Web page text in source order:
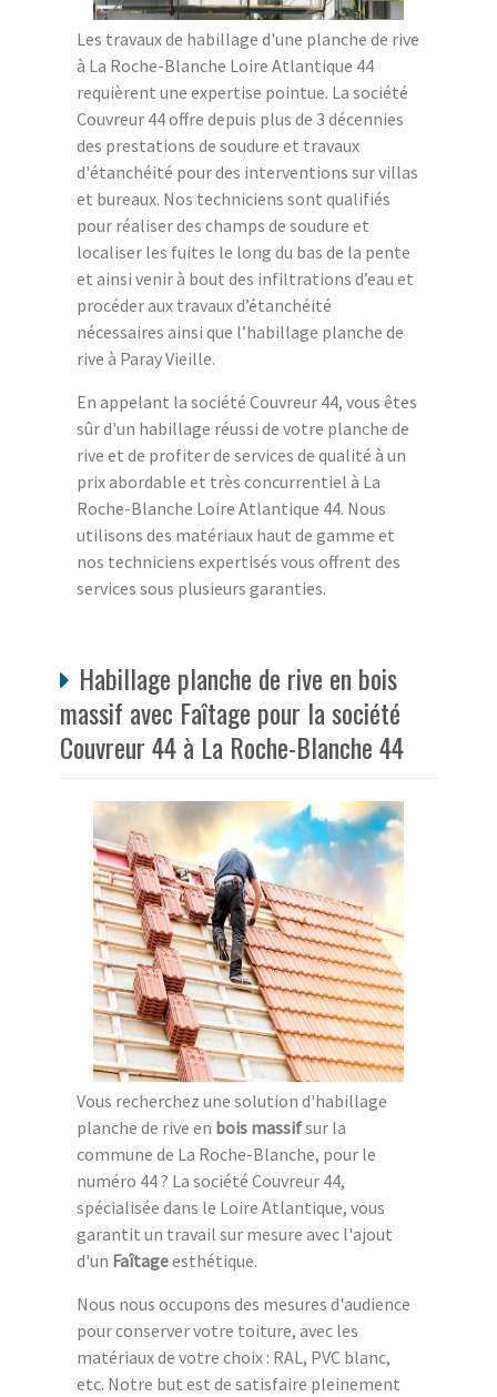
Les travaux de habillage d'une planche de rive
à La Roche-Blanche Loire Atlantique 44
requièrent une expertise pointue. La société
Couvreur 44 offre depuis plus de 3 décennies
des prestations de soudure et travaux
d'étanchéité pour des interventions sur villas
et bureaux. Nos techniciens sont qualifiés
pour réaliser des champs de soudure et
localiser les fuites le long du bas de la pente
et ainsi venir à bout des infiltrations d’eau et
procéder aux travaux d’étanchéité
nécessaires ainsi que l’habillage planche de
rive à Paray Vieille.
En appelant la société Couvreur 44, vous êtes
sûr d'un habillage réussi de votre planche de
rive et de profiter de services de qualité à un
prix abordable et très concurrentiel à La
Roche-Blanche Loire Atlantique 44. Nous
utilisons des matériaux haut de gamme et
nos techniciens expertisés vous offrent des
services sous plusieurs garanties.
Habillage planche de rive en bois
massif avec Faîtage pour la société
Couvreur 44 à La Roche-Blanche 44
Vous recherchez une solution d'habillage
planche de rive en bois massifsur la
commune de La Roche-Blanche, pour le
numéro 44 ? La société Couvreur 44,
spécialisée dans le Loire Atlantique, vous
garantit un travail sur mesure avec l'ajout
d'un Faîtageesthétique.
Nous nous occupons des mesures d'audience
pour conserver votre toiture, avec les
matériaux de votre choix : RAL, PVC blanc,
etc. Notre but est de satisfaire pleinement